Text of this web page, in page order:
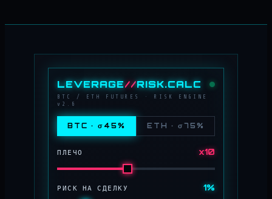
LEVERAGE//RISK.CALC
BTC / ETH FUTURES · RISK ENGINE
v2.6
BTC · σ45% ETH · σ75%
ПЛЕЧО x10
РИСК НА СДЕЛКУ 1%